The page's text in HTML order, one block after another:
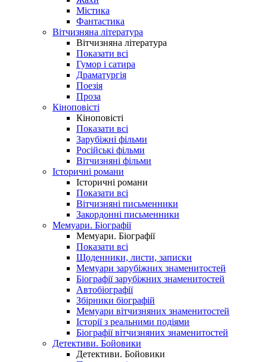
Містика
Фантастика
Вітчизняна література
Вітчизняна література
Показати всі
Гумор і сатира
Драматургія
Поезія
Проза
Кіноповісті
Кіноповісті
Показати всі
Зарубіжні фільми
Російські фільми
Вітчизняні фільми
Історичні романи
Історичні романи
Показати всі
Вітчизняні письменники
Закордонні письменники
Мемуари. Біографії
Мемуари. Біографії
Показати всі
Щоденники, листи, записки
Мемуари зарубіжних знаменитостей
Біографії зарубіжних знаменитостей
Автобіографії
Збірники біографій
Мемуари вітчизняних знаменитостей
Історії з реальними подіями
Біографії вітчизняних знаменитостей
Детективи. Бойовики
Детективи. Бойовики